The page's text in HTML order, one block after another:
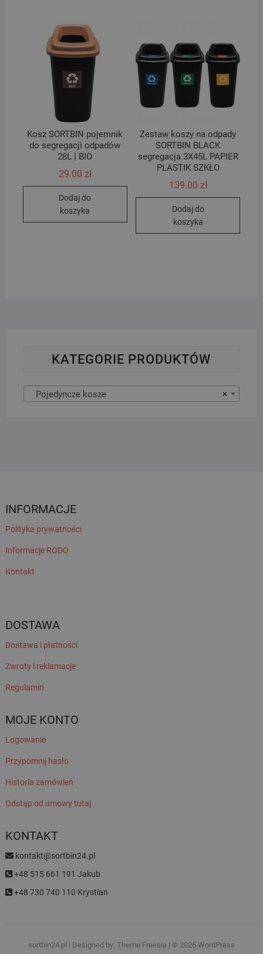
Kosz SORTBIN pojemnik
do segregacji odpadów
28L | BIO
29.00 zł
Dodaj do
koszyka
Zestaw koszy na odpady
SORTBIN BLACK
segregacja 3X45L PAPIER
PLASTIK SZKŁO
139.00 zł
Dodaj do
koszyka
KATEGORIE PRODUKTÓW
×
Pojedyncze kosze
INFORMACJE
Polityka prywatności
Informacje RODO
Kontakt
DOSTAWA
Dostawa i płatności
Zwroty i reklamacje
Regulamin
MOJE KONTO
Logowanie
Przypomnij hasło
Historia zamówień
Odstąp od umowy tutaj
KONTAKT
kontakt@sortbin24.pl
+48 515 661 191 Jakub
+48 730 740 110 Krystian
sortbin24.pl | Designed by: Theme Freesia | © 2026 WordPress